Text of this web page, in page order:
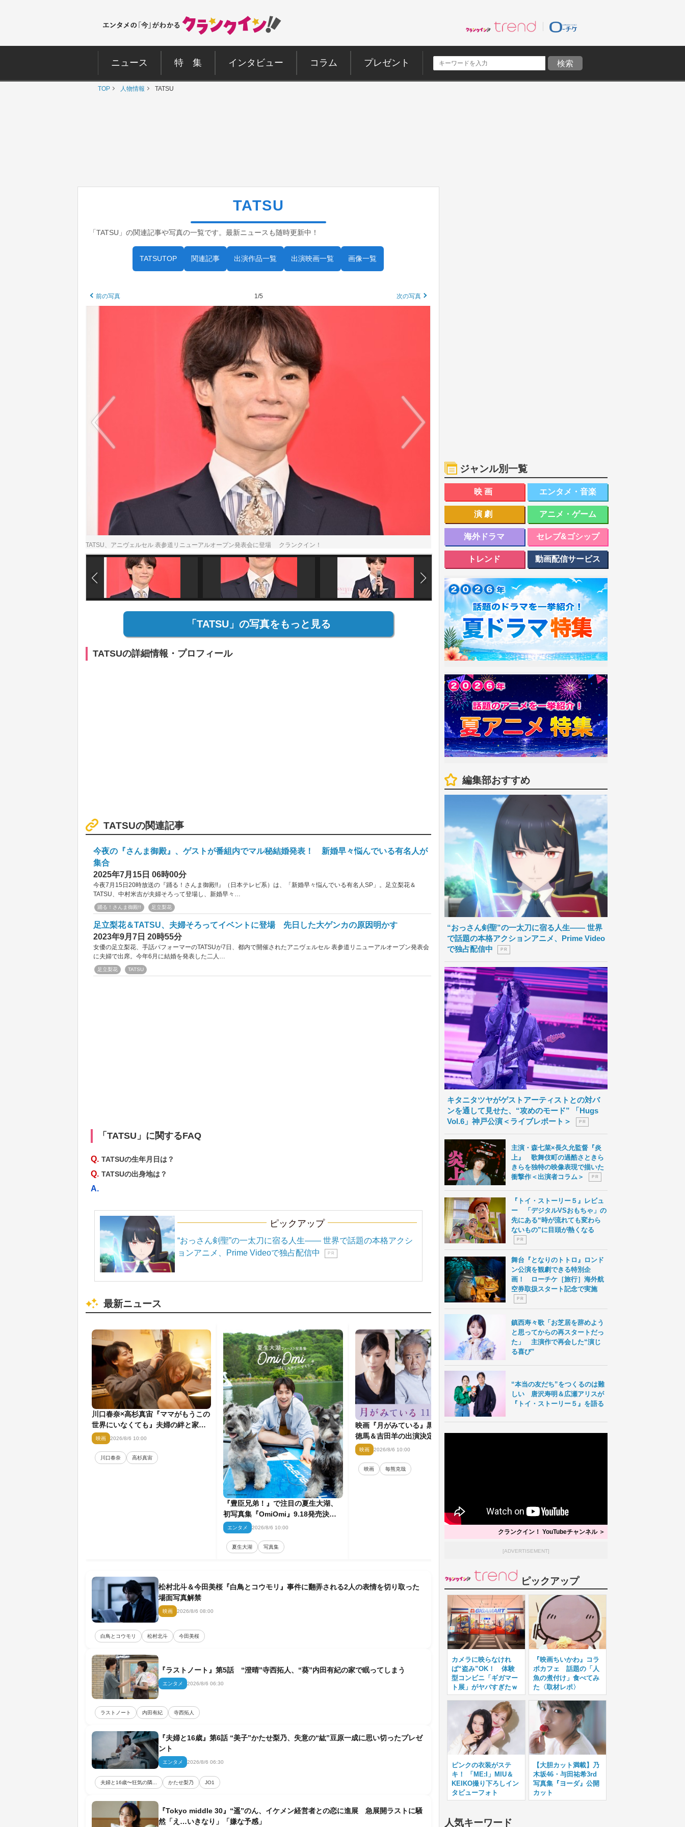
ニュース 特 集 インタビュー コラム プレゼント
TOP 人物情報 TATSU
TATSU
「TATSU」の関連記事や写真の一覧です。最新ニュースも随時更新中！
TATSUTOP 関連記事 出演作品一覧 出演映画一覧 画像一覧
前の写真 1/5 次の写真
TATSU、アニヴェルセル 表参道リニューアルオープン発表会に登場 クランクイン！
「TATSU」の写真をもっと見る
TATSUの詳細情報・プロフィール
TATSUの関連記事
今夜の『さんま御殿』、ゲストが番組内でマル秘結婚発表！ 新婚早々悩んでいる有名人が
集合
2025年7月15日 06時00分
今夜7月15日20時放送の『踊る！さんま御殿!!』（日本テレビ系）は、「新婚早々悩んでいる有名人SP」。足立梨花＆
TATSU、中村米吉が夫婦そろって登場し、新婚早々…
踊る！さんま御殿!! 足立梨花
足立梨花＆TATSU、夫婦そろってイベントに登場 先日した大ゲンカの原因明かす
2023年9月7日 20時55分
女優の足立梨花、手話パフォーマーのTATSUが7日、都内で開催されたアニヴェルセル 表参道リニューアルオープン発表会
に夫婦で出席。今年6月に結婚を発表した二人…
足立梨花 TATSU
「TATSU」に関するFAQ
Q. TATSUの生年月日は？
Q. TATSUの出身地は？
A.
ピックアップ
“おっさん剣聖”の一太刀に宿る人生―― 世界で話題の本格アクシ
ョンアニメ、Prime Videoで独占配信中
P R
最新ニュース
川口春奈×高杉真宙『ママがもうこの
世界にいなくても』夫婦の絆と家族
の愛を映す場面写真公開
映画 2026/8/6 10:00
川口春奈 高杉真宙
『豊臣兄弟！』で注目の夏生大湖、
初写真集『OmiOmi』9.18発売決定
＆先行カット解禁
エンタメ 2026/8/6 10:00
夏生大湖 写真集
映画『月がみている』黒木瞳＆西岡
徳馬＆吉田羊の出演決定 主人公を
取り巻く重要人物を演じる
映画 2026/8/6 10:00
映画 毎熊克哉
「鬼平犯科帳」シリーズ最新作『本
所の銕』＆『密告』放送・配信日決
定 過去と現在が繋がるビジュアル
松村北斗＆今田美桜『白鳥とコウモリ』事件に翻弄される2人の表情を切り取った
場面写真解禁
映画 2026/8/6 08:00
白鳥とコウモリ 松村北斗 今田美桜
『ラストノート』第5話 “澄晴”寺西拓人、“葵”内田有紀の家で眠ってしまう
エンタメ 2026/8/6 06:30
ラストノート 内田有紀 寺西拓人
『夫婦と16歳』第6話 “美子”かたせ梨乃、失意の“紘”豆原一成に思い切ったプレゼ
ント
エンタメ 2026/8/6 06:30
夫婦と16歳〜狂気の隣... かたせ梨乃 JO1
『Tokyo middle 30』“遥”のん、イケメン経営者との恋に進展 急展開ラストに騒
然「え…いきなり」「嫌な予感」
ジャンル別一覧
映画 エンタメ・音楽
演劇 アニメ・ゲーム
海外ドラマ セレブ&ゴシップ
トレンド 動画配信サービス
編集部おすすめ
“おっさん剣聖”の一太刀に宿る人生―― 世界
で話題の本格アクションアニメ、Prime Video
で独占配信中
P R
キタニタツヤがゲストアーティストとの対バ
ンを通して見せた、“攻めのモード” 「Hugs
Vol.6」神戸公演＜ライブレポート＞
P R
主演・森七菜×長久允監督『炎
上』 歌舞伎町の過酷さときら
きらを独特の映像表現で描いた
衝撃作＜出演者コラム＞
P R
『トイ・ストーリー５』レビュ
ー 「デジタルVSおもちゃ」の
先にある“時が流れても変わら
ないもの”に目頭が熱くなる
P R
舞台『となりのトトロ』ロンド
ン公演を観劇できる特別企
画！ ローチケ［旅行］海外航
空券取扱スタート記念で実施
P R
鎮西寿々歌「お芝居を辞めよう
と思ってからの再スタートだっ
た」 主演作で再会した“演じ
る喜び”
“本当の友だち”をつくるのは難
しい 唐沢寿明＆広瀬アリスが
『トイ・ストーリー５』を語る
クランクイン！ YouTubeチャンネル ＞
[ADVERTISEMENT]
ピックアップ
カメラに映らなけれ
ば“盗み”OK！ 体験
型コンビニ「ギガマー
ト展」がヤバすぎたｗ
『映画ちいかわ』コラ
ボカフェ 話題の「人
魚の煮付け」食べてみ
た〈取材レポ〉
ピンクの衣装がステ
キ！ 「ME:I」MIU＆
KEIKO撮り下ろしイン
タビューフォト
【大胆カット満載】乃
木坂46・与田祐希3rd
写真集『ヨーダ』公開
カット
人気キーワード